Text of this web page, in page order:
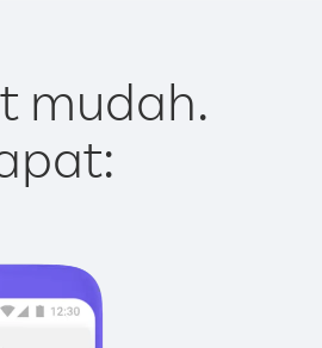
mudah.